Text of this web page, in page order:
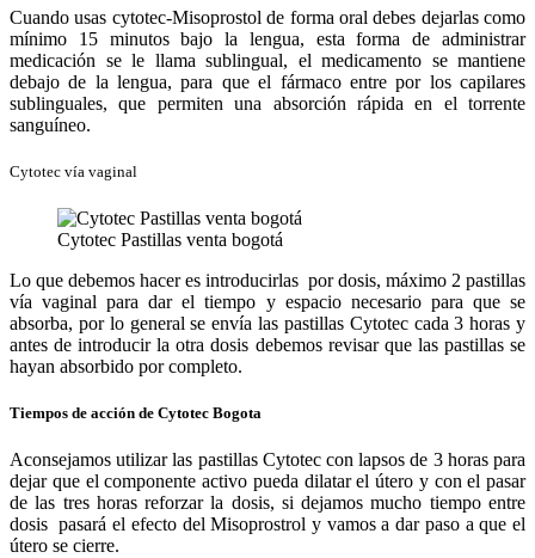
Cuando usas cytotec-Misoprostol de forma oral debes dejarlas como
mínimo 15 minutos bajo la lengua, esta forma de administrar
medicación se le llama sublingual, el medicamento se mantiene
debajo de la lengua, para que el fármaco entre por los capilares
sublinguales, que permiten una absorción rápida en el torrente
sanguíneo.
Cytotec vía vaginal
Cytotec Pastillas venta bogotá
Lo que debemos hacer es introducirlas por dosis, máximo 2 pastillas
vía vaginal para dar el tiempo y espacio necesario para que se
absorba, por lo general se envía las pastillas Cytotec cada 3 horas y
antes de introducir la otra dosis debemos revisar que las pastillas se
hayan absorbido por completo.
Tiempos de acción de Cytotec Bogota
Aconsejamos utilizar las pastillas Cytotec con lapsos de 3 horas para
dejar que el componente activo pueda dilatar el útero y con el pasar
de las tres horas reforzar la dosis, si dejamos mucho tiempo entre
dosis pasará el efecto del Misoprostrol y vamos a dar paso a que el
útero se cierre.